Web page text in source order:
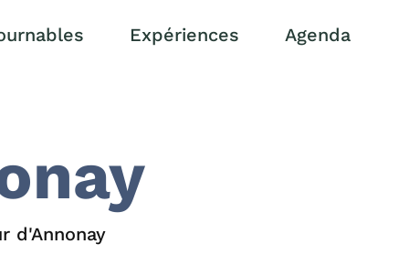
Expériences Agenda
d'Annonay